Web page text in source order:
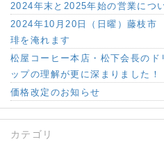
2024年末と2025年始の営業につ
2024年10月20日（日曜）藤枝市
琲を淹れます
松屋コーヒー本店・松下会長のド
ップの理解が更に深まりました！
価格改定のお知らせ
カテゴリ